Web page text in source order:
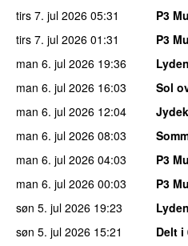
tirs 7. jul 2026 05:31
P3
tirs 7. jul 2026 01:31
P3
man 6. jul 2026 19:36
man 6. jul 2026 16:03
Sol
man 6. jul 2026 12:04
man 6. jul 2026 08:03
man 6. jul 2026 04:03
P3
man 6. jul 2026 00:03
P3
søn 5. jul 2026 19:23
søn 5. jul 2026 15:21
Delt i